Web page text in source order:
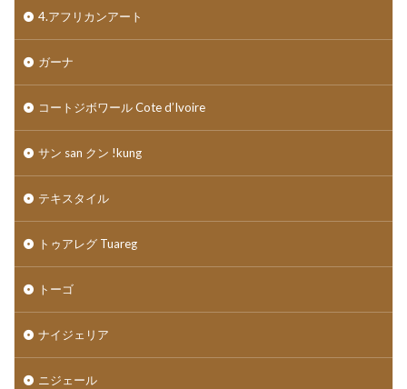
4.アフリカンアート
ガーナ
コートジボワール Cote d’Ivoire
サン san クン !kung
テキスタイル
トゥアレグ Tuareg
トーゴ
ナイジェリア
ニジェール